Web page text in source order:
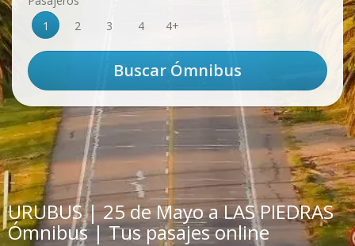
1
2 3 4 4+
URUBUS | 25 de Mayo a LAS PIEDRAS
Ómnibus | Tus pasajes online